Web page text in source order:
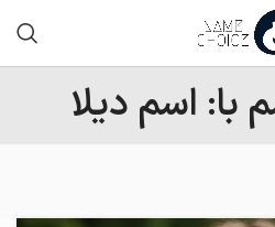
با: اسم دیلا